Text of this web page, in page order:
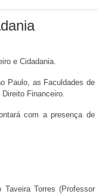
e Cidadania.
Paulo, as Faculdades de
Financeiro.
com a presença de
Torres (Professor